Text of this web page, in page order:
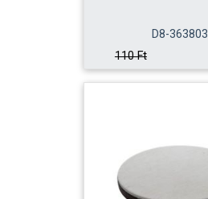
D8-363803
110 Ft